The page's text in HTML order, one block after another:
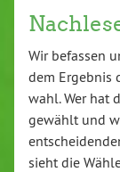
Wir befassen
dem Ergebnis
wahl. Wer hat
gewählt und
sieht die